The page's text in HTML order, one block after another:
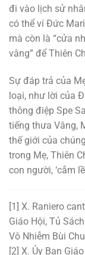
đi vào lịch sử
có thể ví Đức
mà còn là “cửa
vâng” để Thiên
Sự đáp trả của
loại, như lời của
thông điệp Spe
tiếng thưa Vâng,
thế giới của
trong Mẹ, Thiên
con người, ‘cắm
[1] X. Raniero
Giáo Hội, Tủ
Vô Nhiễm Bùi
[2] X. Ủy Ban